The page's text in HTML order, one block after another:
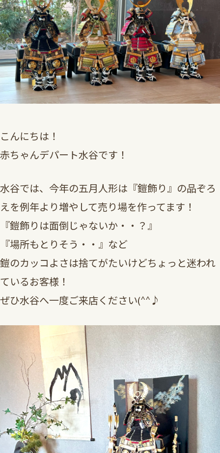
こんにちは！
赤ちゃんデパート水谷です！
水谷では、今年の五月人形は『鎧飾り』の品ぞろ
えを例年より増やして売り場を作ってます！
『鎧飾りは面倒じゃないか・・？』
『場所もとりそう・・』など
鎧のカッコよさは捨てがたいけどちょっと迷われ
ているお客様！
ぜひ水谷へ一度ご来店ください(^^♪